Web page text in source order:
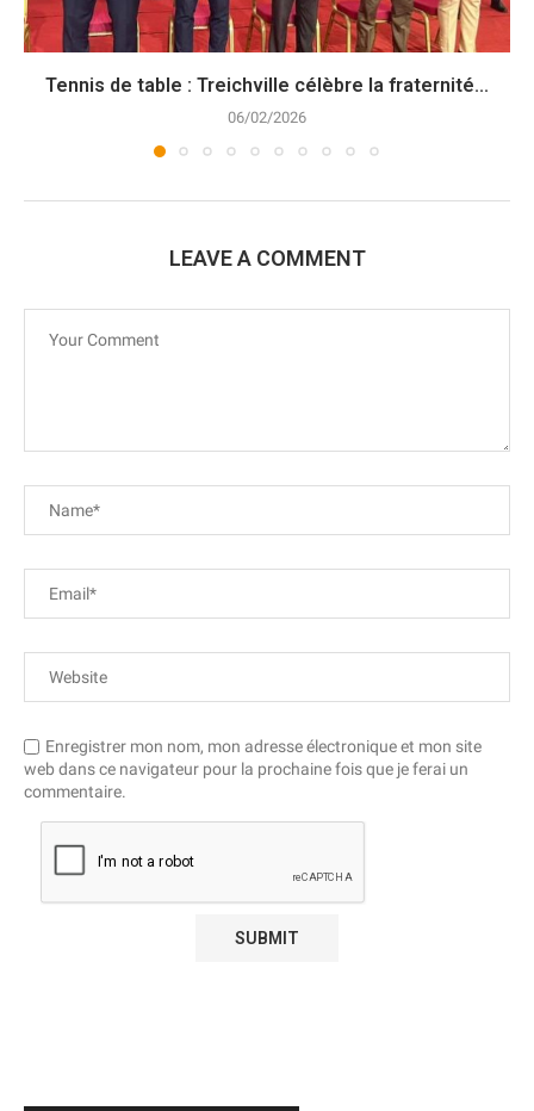
Tennis de table : Treichville célèbre la fraternité...
06/02/2026
LEAVE A COMMENT
Enregistrer mon nom, mon adresse électronique et mon site
web dans ce navigateur pour la prochaine fois que je ferai un
commentaire.